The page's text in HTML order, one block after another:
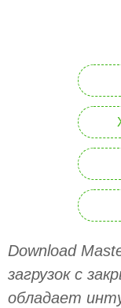
Download
загрузок с
обладает